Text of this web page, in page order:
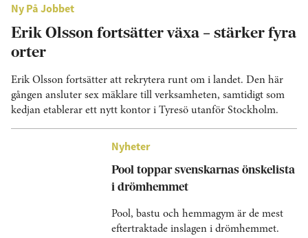
Ny På Jobbet
Erik Olsson fortsätter växa – stärker fyra
orter
Erik Olsson fortsätter att rekrytera runt om i landet. Den här
gången ansluter sex mäklare till verksamheten, samtidigt som
kedjan etablerar ett nytt kontor i Tyresö utanför Stockholm.
Nyheter
Pool toppar svenskarnas önskelista
i drömhemmet
Pool, bastu och hemmagym är de mest
eftertraktade inslagen i drömhemmet.